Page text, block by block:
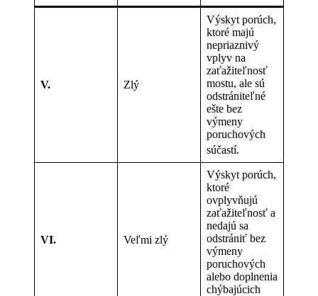
V. Zlý
Výskyt porúch,
ktoré majú
nepriaznivý
vplyv na
zaťažiteľnosť
mostu, ale sú
odstrániteľné
ešte bez
výmeny
poruchových
súčastí.
VI. Veľmi zlý
Výskyt porúch,
ktoré
ovplyvňujú
zaťažiteľnosť a
nedajú sa
odstrániť bez
výmeny
poruchových
alebo doplnenia
chýbajúcich